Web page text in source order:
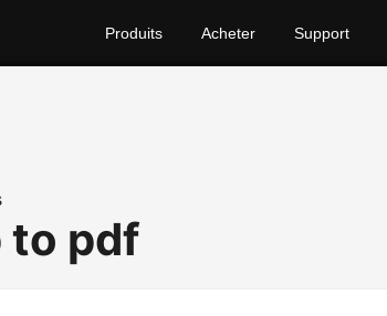
Produits Acheter Support
to pdf